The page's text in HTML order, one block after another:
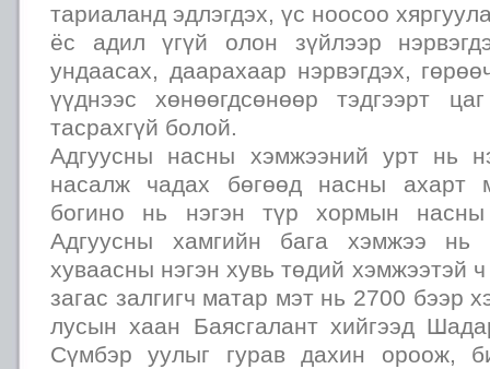
тариаланд эдлэгдэх, үс ноосоо
ёс адил үгүй олон зүйлээр
ундаасах, даарахаар нэрвэгдэх,
үүднээс хөнөөгдсөнөөр тэдгээрт
тасрахгүй болой.
Адгуусны насны хэмжээний урт нь
насалж чадах бөгөөд насны ахарт
богино нь нэгэн түр хормын
Адгуусны хамгийн бага хэмжээ нь
хуваасны нэгэн хувь төдий хэмжээтэй
загас залгигч матар мэт нь 2700 бээр
лусын хаан Баясгалант хийгээд
Сүмбэр уулыг гурав дахин ороож,